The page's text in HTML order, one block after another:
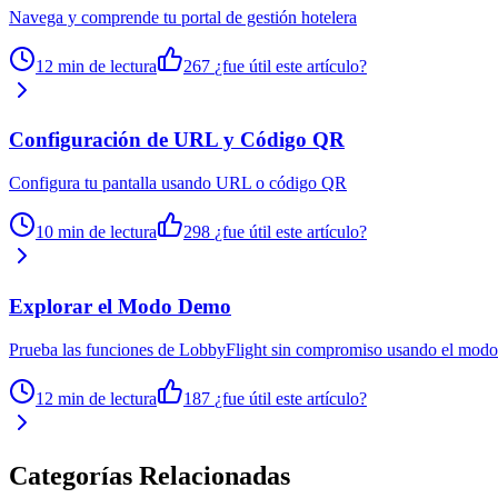
Navega y comprende tu portal de gestión hotelera
12 min de lectura 267 ¿fue útil este artículo?
Configuración de URL y Código QR
Configura tu pantalla usando URL o código QR
10 min de lectura 298 ¿fue útil este artículo?
Explorar el Modo Demo
Prueba las funciones de LobbyFlight sin compromiso usando el
12 min de lectura 187 ¿fue útil este artículo?
Categorías Relacionadas